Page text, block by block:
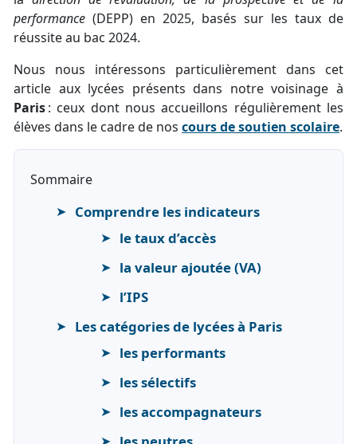
performance (DEPP) en 2025, basés sur les taux de
réussite au bac 2024.
Nous nous intéressons particulièrement dans cet
article aux lycées présents dans notre voisinage à
Paris: ceux dont nous accueillons régulièrement les
élèves dans le cadre de nos cours de soutien scolaire.
Sommaire
Comprendre les indicateurs
le taux d’accès
la valeur ajoutée (VA)
l’IPS
Les catégories de lycées à Paris
les performants
les sélectifs
les accompagnateurs